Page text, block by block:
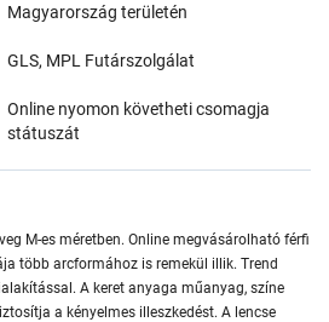
Magyarország területén
GLS, MPL Futárszolgálat
Online nyomon követheti csomagja
státuszát
M-es méretben. Online megvásárolható férfi
több arcformához is remekül illik. Trend
A keret anyaga műanyag, színe
a kényelmes illeszkedést. A lencse